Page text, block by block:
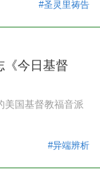
#圣灵里祷告
《今日基督
美国基督教福音派
#异端辨析